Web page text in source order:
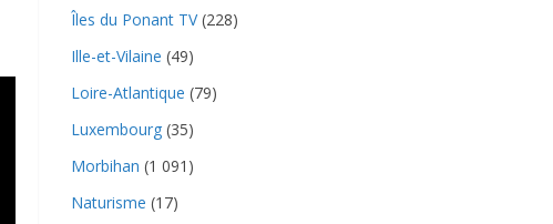
Îles du Ponant TV(228)
Ille-et-Vilaine (49)
Loire-Atlantique (79)
Luxembourg (35)
Morbihan (1 091)
Naturisme (17)